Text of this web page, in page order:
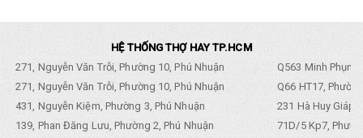
HỆ THỐNG THỢ HAY TP.HCM
271, Nguyễn Văn Trỗi, Phường 10, Phú Nhuận
Q563 Minh
271, Nguyễn Văn Trỗi, Phường 10, Phú Nhuận
Q66 HT17,
431, Nguyễn Kiệm, Phường 3, Phú Nhuận
231 Hà Huy Giáp,
139, Phan Đăng Lưu, Phường 2, Phú Nhuận
71D/5 Kp7,